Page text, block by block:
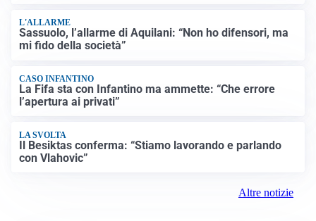
L'ALLARME
Sassuolo, l’allarme di Aquilani: “Non ho difensori, ma
mi fido della società”
CASO INFANTINO
La Fifa sta con Infantino ma ammette: “Che errore
l’apertura ai privati”
LA SVOLTA
Il Besiktas conferma: “Stiamo lavorando e parlando
con Vlahovic”
Altre notizie